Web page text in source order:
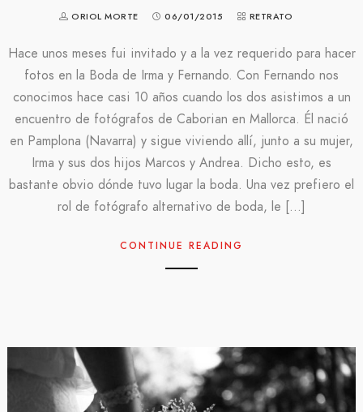
ORIOL MORTE 06/01/2015 RETRATO
Hace unos meses fui invitado y a la vez requerido para hacer
fotos en la Boda de Irma y Fernando. Con Fernando nos
conocimos hace casi 10 años cuando los dos asistimos a un
encuentro de fotógrafos de Caborian en Mallorca. Él nació
en Pamplona (Navarra) y sigue viviendo allí, junto a su mujer,
Irma y sus dos hijos Marcos y Andrea. Dicho esto, es
bastante obvio dónde tuvo lugar la boda. Una vez prefiero el
rol de fotógrafo alternativo de boda, le […]
CONTINUE READING